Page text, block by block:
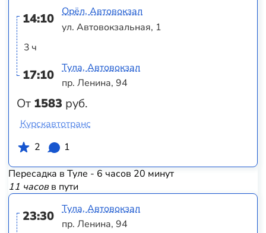
14:10
3 ч
17:10
От 1583 руб.
Орёл, Автовокзал
ул. Автовокзальная, 1
Тула, Автовокзал
пр. Ленина, 94
Курскавтотранс
2
1
Пересадка в Туле - 6 часов 20 минут
11 часовв пути
23:30
Тула, Автовокзал
пр. Ленина, 94